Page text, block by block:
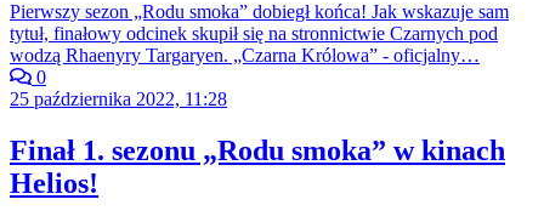
Pierwszy sezon „Rodu smoka” dobiegł końca! Jak wskazuje sam
tytuł, finałowy odcinek skupił się na stronnictwie Czarnych pod
wodzą Rhaenyry Targaryen. „Czarna Królowa” - oficjalny…
0
25 października 2022, 11:28
Finał 1. sezonu „Rodu smoka” w kinach
Helios!